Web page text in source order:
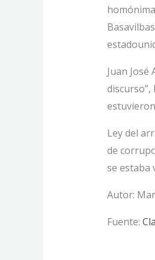
Juan
Ley del
de
se estaba
Autor:
Fuente: